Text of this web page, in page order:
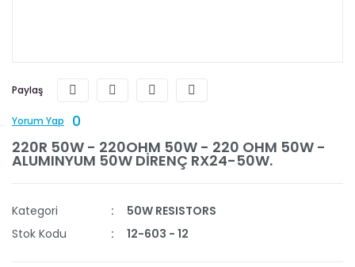
Paylaş
Yorum Yap
0
220R 50W - 220OHM 50W - 220 OHM 50W -
ALUMINYUM 50W DİRENÇ RX24-50W.
Kategori
50W RESISTORS
Stok Kodu
12-603 - 12